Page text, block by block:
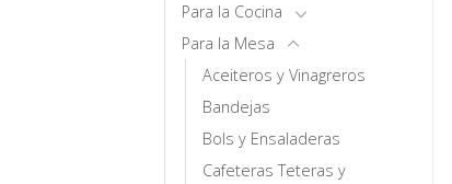
Para la Cocina
Para la Mesa
Aceiteros y Vinagreros
Bandejas
Bols y Ensaladeras
Cafeteras Teteras y